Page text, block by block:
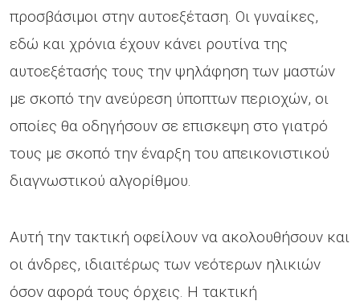
προσβάσιμοι στην αυτοεξέταση. Οι γυναίκες,
εδώ και χρόνια έχουν κάνει ρουτίνα της
αυτοεξέτασής τους την ψηλάφηση των μαστών
με σκοπό την ανεύρεση ύποπτων περιοχών, οι
οποίες θα οδηγήσουν σε επισκεψη στο γιατρό
τους με σκοπό την έναρξη του απεικονιστικού
διαγνωστικού αλγορίθμου.
Αυτή την τακτική οφείλουν να ακολουθήσουν και
οι άνδρες, ιδιαιτέρως των νεότερων ηλικιών
όσον αφορά τους όρχεις. Η τακτική